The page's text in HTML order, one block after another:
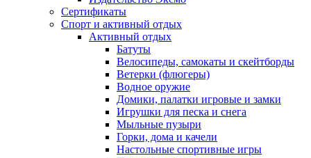
Сертификаты
Спорт и активный отдых
Активный отдых
Батуты
Велосипеды, самокаты и скейтборды
Ветерки (флюгеры)
Водное оружие
Домики, палатки игровые и замки
Игрушки для песка и снега
Мыльные пузыри
Горки, дома и качели
Настольные спортивные игры